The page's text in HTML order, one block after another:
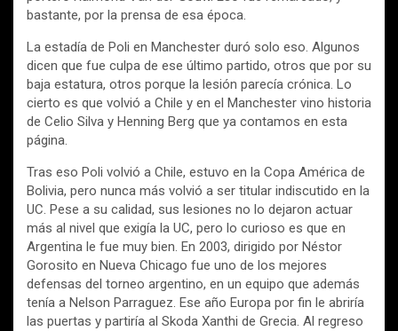
bastante, por la prensa de esa época.
La estadía de Poli en Manchester duró solo eso. Algunos
dicen que fue culpa de ese último partido, otros que por su
baja estatura, otros porque la lesión parecía crónica. Lo
cierto es que volvió a Chile y en el Manchester vino historia
de Celio Silva y Henning Berg que ya contamos en esta
página.
Tras eso Poli volvió a Chile, estuvo en la Copa América de
Bolivia, pero nunca más volvió a ser titular indiscutido en la
UC. Pese a su calidad, sus lesiones no lo dejaron actuar
más al nivel que exigía la UC, pero lo curioso es que en
Argentina le fue muy bien. En 2003, dirigido por Néstor
Gorosito en Nueva Chicago fue uno de los mejores
defensas del torneo argentino, en un equipo que además
tenía a Nelson Parraguez. Ese año Europa por fin le abriría
las puertas y partiría al Skoda Xanthi de Grecia. Al regreso